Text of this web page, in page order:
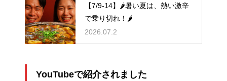
【7/9-14】🌶️暑い夏は、熱い激辛
で乗り切れ！🌶️
2026.07.2
YouTubeで紹介されました